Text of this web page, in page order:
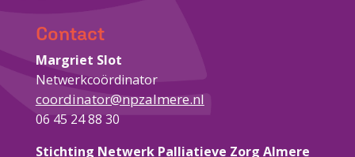
Contact
Margriet Slot
Netwerkcoördinator
coordinator@npzalmere.nl
06 45 24 88 30
Stichting Netwerk Palliatieve Zorg Almere